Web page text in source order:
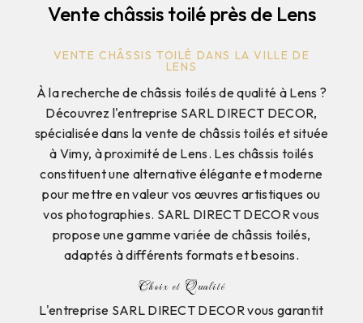
Vente châssis toilé près de Lens
VENTE CHÂSSIS TOILÉ DANS LA VILLE DE
LENS
À la recherche de châssis toilés de qualité à Lens ?
Découvrez l'entreprise SARL DIRECT DECOR,
spécialisée dans la vente de châssis toilés et située
à Vimy, à proximité de Lens. Les châssis toilés
constituent une alternative élégante et moderne
pour mettre en valeur vos œuvres artistiques ou
vos photographies. SARL DIRECT DECOR vous
propose une gamme variée de châssis toilés,
adaptés à différents formats et besoins.
Choix et Qualité
L'entreprise SARL DIRECT DECOR vous garantit